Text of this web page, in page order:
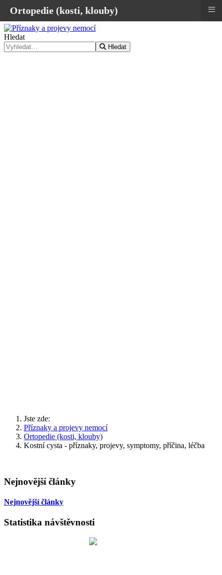
Hledat
Hledat
Jste zde:
Příznaky a projevy nemocí
Ortopedie (kosti, klouby)
Kostní cysta - příznaky, projevy, symptomy, příčina, léčba
Nejnovější články
Nejnovější články
Statistika návštěvnosti
Ortopedie (kosti, klouby) ≡